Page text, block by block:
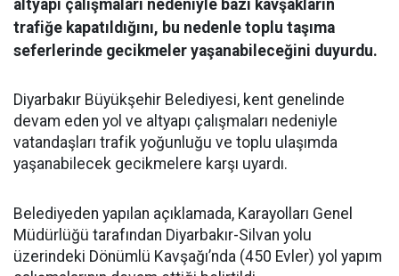
altyapı çalışmaları nedeniyle bazı kavşakların
trafiğe kapatıldığını, bu nedenle toplu taşıma
seferlerinde gecikmeler yaşanabileceğini duyurdu.
Diyarbakır Büyükşehir Belediyesi, kent genelinde
devam eden yol ve altyapı çalışmaları nedeniyle
vatandaşları trafik yoğunluğu ve toplu ulaşımda
yaşanabilecek gecikmelere karşı uyardı.
Belediyeden yapılan açıklamada, Karayolları Genel
Müdürlüğü tarafından Diyarbakır-Silvan yolu
üzerindeki Dönümlü Kavşağı’nda (450 Evler) yol yapım